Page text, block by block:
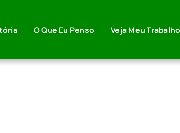
O Que Eu Penso Veja Meu Trabalho